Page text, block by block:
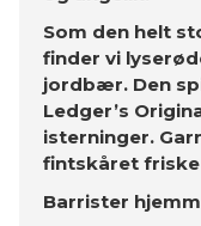
Som den helt
finder vi
jordbær. Den
Ledger’s
isterninger.
fintskåret
Barrister